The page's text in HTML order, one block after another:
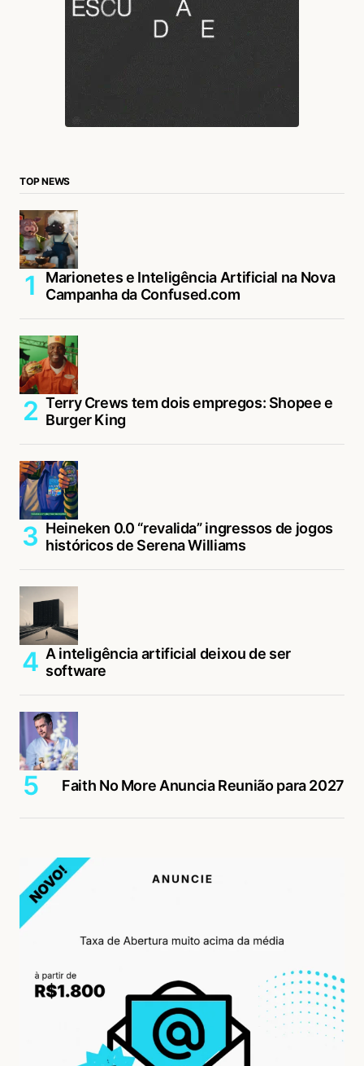
TOP NEWS
Marionetes e Inteligência Artificial na Nova
Campanha da Confused.com
Terry Crews tem dois empregos: Shopee e
Burger King
Heineken 0.0 “revalida” ingressos de jogos
históricos de Serena Williams
A inteligência artificial deixou de ser
software
Faith No More Anuncia Reunião para 2027